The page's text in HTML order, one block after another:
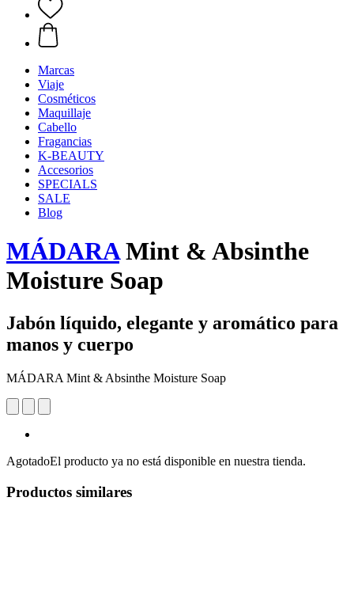
Marcas
Viaje
Cosméticos
Maquillaje
Cabello
Fragancias
K-BEAUTY
Accesorios
SPECIALS
SALE
Blog
MÁDARAMint & Absinthe
Moisture Soap
Jabón líquido, elegante y aromático para
manos y cuerpo
MÁDARA Mint & Absinthe Moisture Soap
AgotadoEl producto ya no está disponible en nuestra tienda.
Productos similares